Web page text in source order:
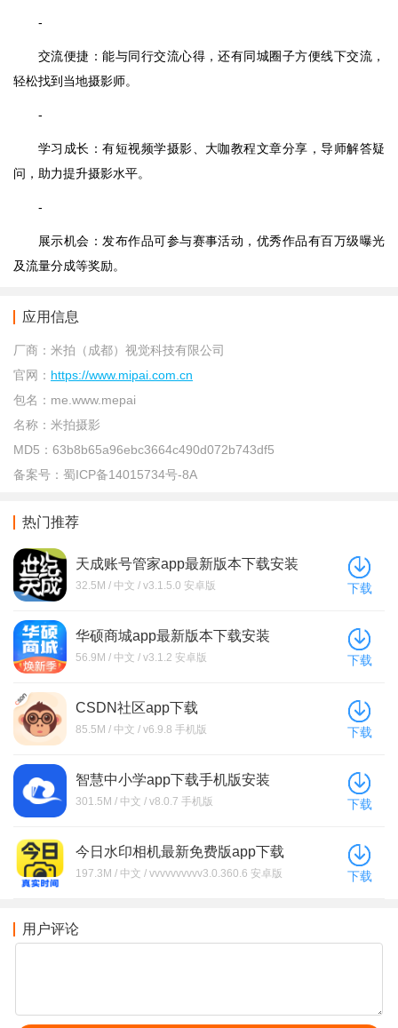
-
交流便捷：能与同行交流心得，还有同城圈子方便线下交流，
轻松找到当地摄影师。
-
学习成长：有短视频学摄影、大咖教程文章分享，导师解答疑
问，助力提升摄影水平。
-
展示机会：发布作品可参与赛事活动，优秀作品有百万级曝光
及流量分成等奖励。
应用信息
厂商： 米拍（成都）视觉科技有限公司
官网： https://www.mipai.com.cn
包名： me.www.mepai
名称： 米拍摄影
MD5： 63b8b65a96ebc3664c490d072b743df5
备案号： 蜀ICP备14015734号-8A
热门推荐
天成账号管家app最新版本下载安装
32.5M / 中文 / v3.1.5.0 安卓版 下载
华硕商城app最新版本下载安装
56.9M / 中文 / v3.1.2 安卓版 下载
CSDN社区app下载
85.5M / 中文 / v6.9.8 手机版 下载
智慧中小学app下载手机版安装
301.5M / 中文 / v8.0.7 手机版 下载
今日水印相机最新免费版app下载
197.3M / 中文 / vvvvvvvvvv3.0.360.6 安卓版 下载
用户评论